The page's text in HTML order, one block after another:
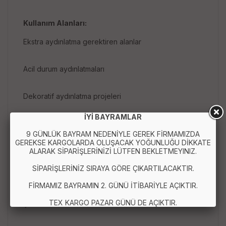
Kullanım Alanları:
Ekstra aydınlatma gerektiren alanlar
Acil durum aydınlatmaları
Dekoratif aydınlatma projeleri
Gece lambası veya okuma lambası olarak
zahmetsizce karşılayın. Ampulünüzü takın, fişi prize
İYİ BAYRAMLAR
9 GÜNLÜK BAYRAM NEDENİYLE GEREK FİRMAMIZDA
GEREKSE KARGOLARDA OLUŞACAK YOĞUNLUĞU DİKKATE
ALARAK SİPARİŞLERİNİZİ LÜTFEN BEKLETMEYINIZ.
SİPARİŞLERİNİZ SIRAYA GÖRE ÇIKARTILACAKTIR.
FİRMAMIZ BAYRAMIN 2. GÜNÜ İTİBARİYLE AÇIKTIR.
TEX KARGO PAZAR GÜNÜ DE AÇIKTIR.